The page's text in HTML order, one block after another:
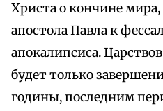
Христа о кончине мира,
апостола Павла к
апокалипсиса.
будет только
годины, последним